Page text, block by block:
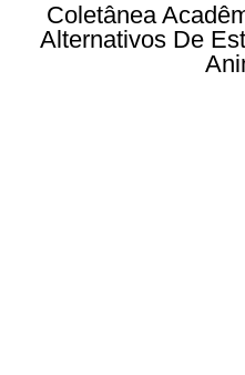
Coletânea
Alternativos De